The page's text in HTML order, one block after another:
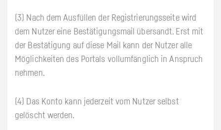
(3) Nach dem Ausfüllen der Registrierungsseite wird
dem Nutzer eine Bestätigungsmail übersandt. Erst mit
der Bestätigung auf diese Mail kann der Nutzer alle
Möglichkeiten des Portals vollumfänglich in Anspruch
nehmen.
(4) Das Konto kann jederzeit vom Nutzer selbst
gelöscht werden.